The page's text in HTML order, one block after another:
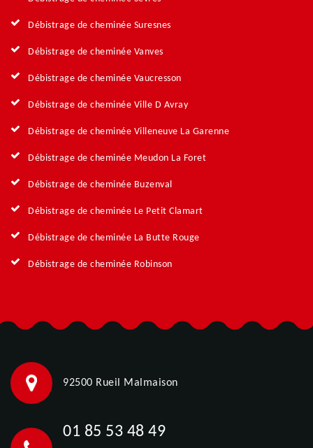
Débistrage de cheminée Suresnes
Débistrage de cheminée Vanves
Débistrage de cheminée Vaucresson
Débistrage de cheminée Ville D Avray
Débistrage de cheminée Villeneuve La Garenne
Débistrage de cheminée Meudon La Foret
Débistrage de cheminée Buzenval
Débistrage de cheminée Le Petit Clamart
Débistrage de cheminée La Butte Rouge
Débistrage de cheminée Robinson
92500 Rueil Malmaison
01 85 53 48 49